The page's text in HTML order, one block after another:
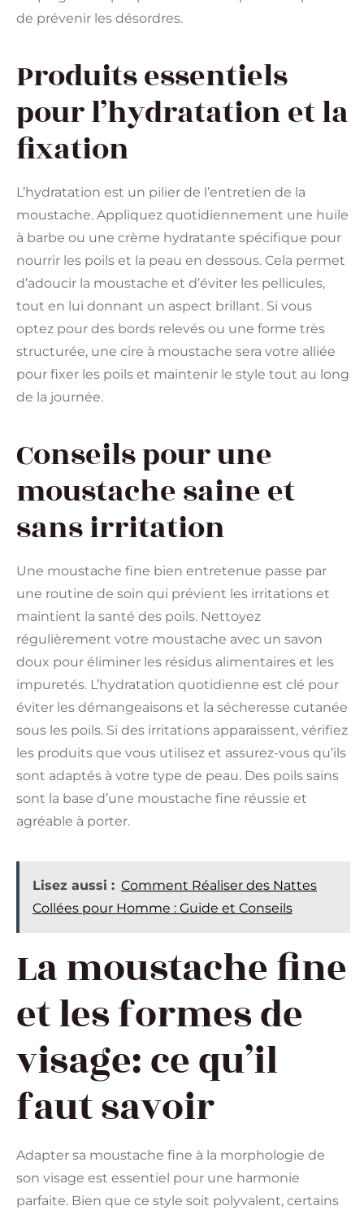
de prévenir les désordres.
Produits essentiels
pour l’hydratation et la
fixation
L’hydratation est un pilier de l’entretien de la
moustache. Appliquez quotidiennement une huile
à barbe ou une crème hydratante spécifique pour
nourrir les poils et la peau en dessous. Cela permet
d’adoucir la moustache et d’éviter les pellicules,
tout en lui donnant un aspect brillant. Si vous
optez pour des bords relevés ou une forme très
structurée, une cire à moustache sera votre alliée
pour fixer les poils et maintenir le style tout au long
de la journée.
Conseils pour une
moustache saine et
sans irritation
Une moustache fine bien entretenue passe par
une routine de soin qui prévient les irritations et
maintient la santé des poils. Nettoyez
régulièrement votre moustache avec un savon
doux pour éliminer les résidus alimentaires et les
impuretés. L’hydratation quotidienne est clé pour
éviter les démangeaisons et la sécheresse cutanée
sous les poils. Si des irritations apparaissent, vérifiez
les produits que vous utilisez et assurez-vous qu’ils
sont adaptés à votre type de peau. Des poils sains
sont la base d’une moustache fine réussie et
agréable à porter.
Lisez aussi : Comment Réaliser des Nattes
Collées pour Homme : Guide et Conseils
La moustache fine
et les formes de
visage: ce qu’il
faut savoir
Adapter sa moustache fine à la morphologie de
son visage est essentiel pour une harmonie
parfaite. Bien que ce style soit polyvalent, certains